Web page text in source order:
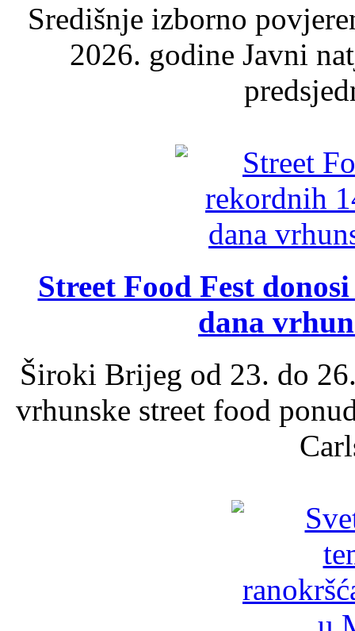
Središnje izborno
2026. godine Javni
Street Food Fest
dana
Široki Brijeg od 23. do
vrhunske street food